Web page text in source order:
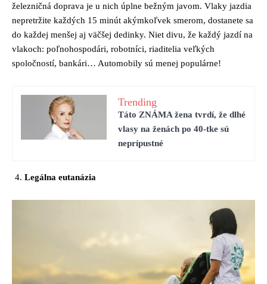
železničná doprava je u nich úplne bežným javom. Vlaky jazdia
nepretržite každých 15 minút akýmkoľvek smerom, dostanete sa
do každej menšej aj väčšej dedinky. Niet divu, že každý jazdí na
vlakoch: poľnohospodári, robotníci, riaditelia veľkých
spoločností, bankári… Automobily sú menej populárne!
Trending
Táto ZNÁMA žena tvrdí, že dlhé
vlasy na ženách po 40-tke sú
neprípustné
Legálna eutanázia